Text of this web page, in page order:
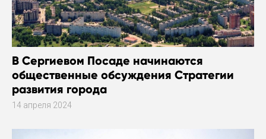
В Сергиевом Посаде начинаются
общественные обсуждения Стратегии
развития города
14 апреля 2024